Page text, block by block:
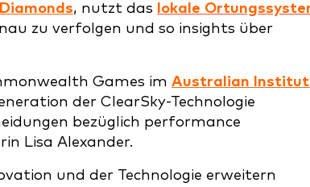
Diamonds, nutzt das
lokale
zu verfolgen und so insights über
Games im Australian
der ClearSky-Technologie
bezüglich performance
Lisa Alexander.
und der Technologie erweitern